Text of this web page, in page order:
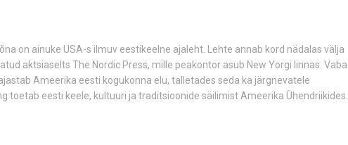
on ainuke USA-s ilmuv eestikeelne ajaleht. Lehte annab kord nädalas välja
aktsiaselts The Nordic Press, mille peakontor asub New Yorgi linnas. Vaba
Ameerika eesti kogukonna elu, talletades seda ka järgnevatele
toetab eesti keele, kultuuri ja traditsioonide säilimist Ameerika Ühendriikides.